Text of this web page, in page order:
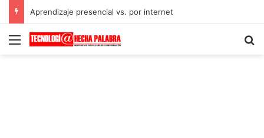
Aprendizaje presencial vs. por internet
Menú